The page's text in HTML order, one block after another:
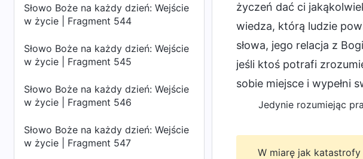
Słowo Boże na każdy dzień: Wejście
w życie | Fragment 544
Słowo Boże na każdy dzień: Wejście
w życie | Fragment 545
Słowo Boże na każdy dzień: Wejście
w życie | Fragment 546
Słowo Boże na każdy dzień: Wejście
w życie | Fragment 547
życzeń dać ci
wiedza, którą ludzie
słowa, jego relacja z
jeśli ktoś potrafi
sobie miejsce i wypełni
Jedynie rozumiejąc
W miarę jak